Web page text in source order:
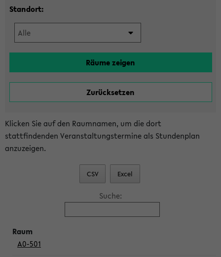
Standort:
Klicken Sie auf den Raumnamen, um die dort
stattfindenden Veranstaltungstermine als Stundenplan
anzuzeigen.
CSV Excel
Suche:
A0-501